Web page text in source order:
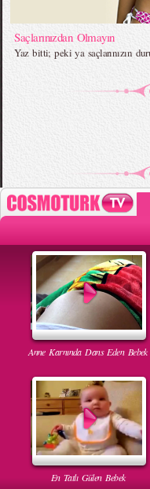
Saçlarınızdan Olmayın
Yaz bitti; peki ya saçlarınızın
Anne Karnında Dans Eden Bebek
En Tatlı Gülen Bebek